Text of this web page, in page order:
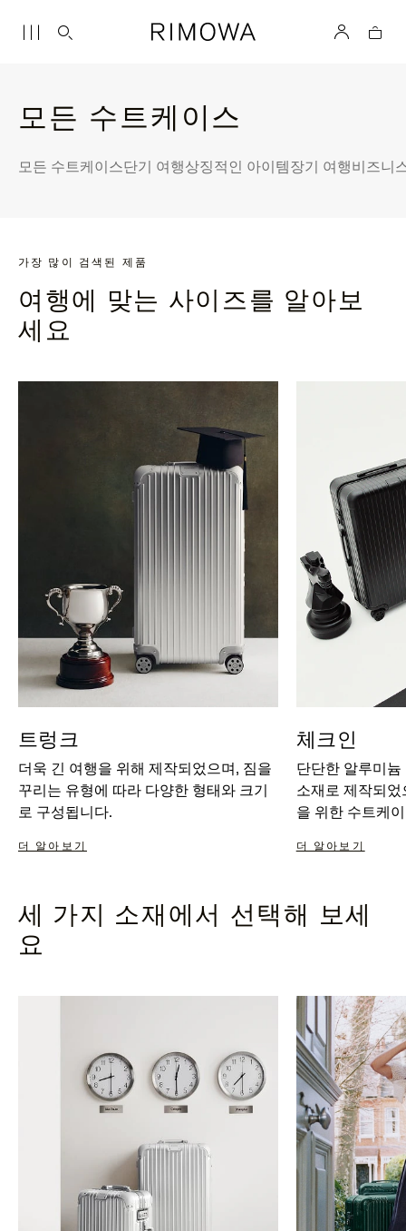
모든 수트케이스
모든 수트케이스단기 여행상징적인 아이템장기 여행비즈니
가장 많이 검색된 제품
여행에 맞는 사이즈를 알아보
세요
트렁크
더욱 긴 여행을 위해 제작되었으며, 짐을
꾸리는 유형에 따라 다양한 형태와 크기
로 구성됩니다.
더 알아보기
체크인
단단한 알루미
소재로 제작되
을 위한 수트케
더 알아보기
세 가지 소재에서 선택해 보세
요